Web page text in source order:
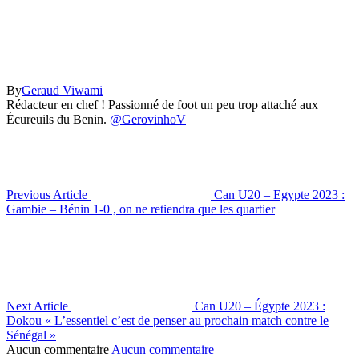
ByGeraud Viwami
Rédacteur en chef ! Passionné de foot un peu trop attaché aux
Écureuils du Benin. @GerovinhoV
Previous Article
Can U20 – Egypte 2023 :
Gambie – Bénin 1-0 , on ne retiendra que les quartier
Next Article
Can U20 – Égypte 2023 :
Dokou « L’essentiel c’est de penser au prochain match contre le
Sénégal »
Aucun commentaire Aucun commentaire